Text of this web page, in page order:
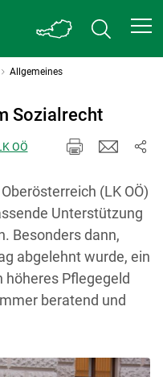
Allgemeines
Sozialrecht
OÖ
(LK OÖ)
Unterstützung
Besonders dann,
abgelehnt wurde, ein
höheres Pflegegeld
beratend und